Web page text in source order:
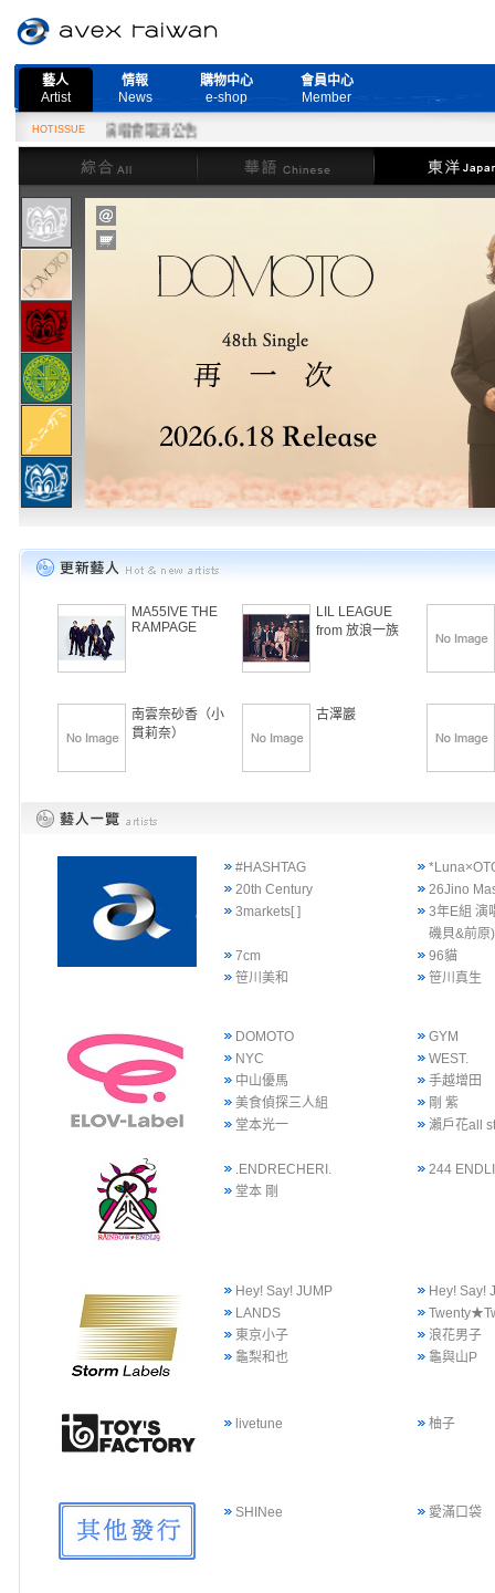
藝人
Artist
情報
News
購物中心
e-shop
會員中心
Member
HOTISSUE
』演唱會取消公告
綜合
華語 東洋
MA55IVE THE
RAMPAGE
LIL LEAGUE
from 放浪一族
南雲奈砂香（小
貫莉奈）
古澤巖
#HASHTAG
20th Century
26Jino
3markets[ ]
3年E組 演
磯貝&前原)
7cm
96貓
笹川美和
笹川真生
DOMOTO
GYM
NYC
WEST.
中山優馬
手越增田
美食偵探三人組
剛 紫
堂本光一
瀨戶花all
.ENDRECHERI.
244
堂本 剛
Hey! Say! JUMP
Hey! Say!
LANDS
東京小子
浪花男子
龜梨和也
龜與山P
livetune 柚子
SHINee 愛滿口袋